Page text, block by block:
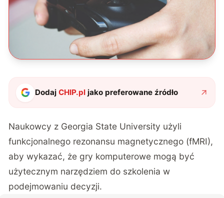
DodajCHIP.pl jako preferowane źródło
Naukowcy z Georgia State University użyli
funkcjonalnego rezonansu magnetycznego (fMRI),
aby wykazać, że gry komputerowe mogą być
użytecznym narzędziem do szkolenia w
podejmowaniu decyzji.